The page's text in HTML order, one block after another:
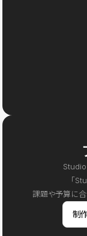
Studio
「
課題や予算に合
制